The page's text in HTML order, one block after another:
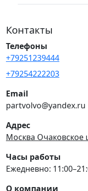
Контакты
Телефоны
+79251239444
+79254222203
Email
partvolvo@yandex.ru
Адрес
Москва Очаковское
Часы работы
Ежедневно:
О компании